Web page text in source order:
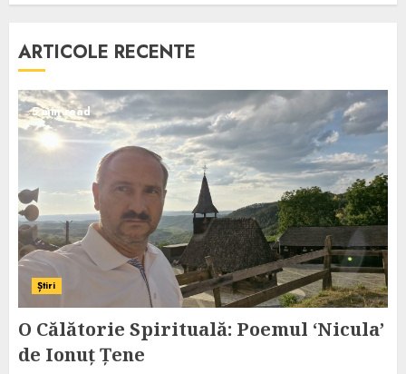
ARTICOLE RECENTE
5 min read
Știri
O Călătorie Spirituală: Poemul ‘Nicula’
de Ionuț Țene